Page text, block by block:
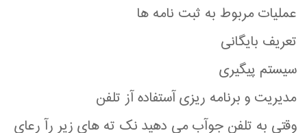
عمليات مربوط به ثبت نامه ها
تعريف بايگانی
سيستم پيگيری
مديريت و برنامه ريزی آستفاده آز تلفن
وقتی به تلفن جوآب می دهيد نک ته های زير رآ رعاي